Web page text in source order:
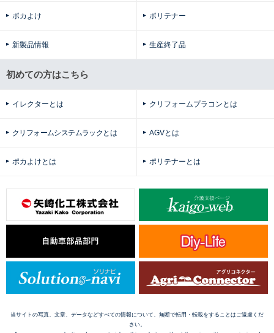
ポカよけ ポリテナー
新製品情報 生産終了品
初めての方はこちら
イレクターとは クリフォームプラコンとは
クリフォームシステムラックとは AGVとは
ポカよけとは ポリテナーとは
当サイトの写真、文章、データなどすべての情報について、無断で転用・転載をすることはご遠慮くだ
さい。